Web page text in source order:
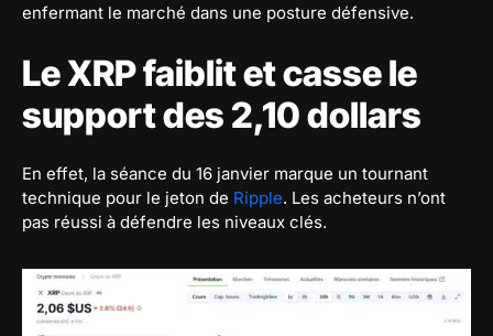
enfermant le marché dans une posture défensive.
Le XRP faiblit et casse le
support des 2,10 dollars
En effet, la séance du 16 janvier marque un tournant
technique pour le jeton de Ripple. Les acheteurs n’ont
pas réussi à défendre les niveaux clés.